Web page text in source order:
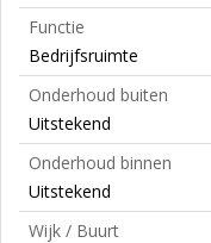
Functie
Bedrijfsruimte
Onderhoud buiten
Uitstekend
Onderhoud binnen
Uitstekend
Wijk / Buurt